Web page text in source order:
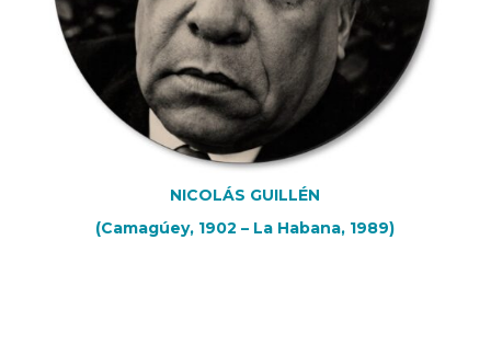
NICOLÁS GUILLÉN
(Camagúey, 1902 – La Habana, 1989)